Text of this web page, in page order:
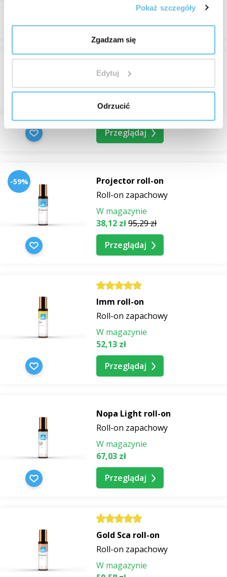
Pokaż szczegóły
Zgadzam się
Edytuj
Odrzucić
Wet C roll-on
62,29 zł
Przeglądaj
-59%
Projector roll-on
Roll-on zapachowy
W magazynie
38,12 zł95,29 zł
Przeglądaj
Imm roll-on
Roll-on zapachowy
W magazynie
52,13 zł
Przeglądaj
Nopa Light roll-on
Roll-on zapachowy
W magazynie
67,03 zł
Przeglądaj
Gold Sca roll-on
Roll-on zapachowy
W magazynie